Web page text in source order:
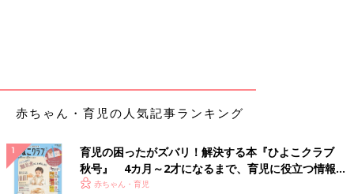
赤ちゃん・育児の人気記事ランキング
育児の困ったがズバリ！解決する本『ひよこクラブ
秋号』 4カ月～2才になるまで、育児に役立つ情報が
いっぱい！
赤ちゃん・育児